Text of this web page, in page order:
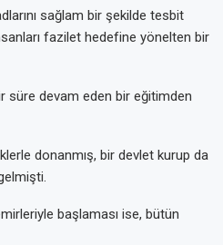
sağlam bir şekilde tesbit
fazilet hedefine yönelten bir
devam eden bir eğitimden
donanmış, bir devlet kurup da
başlaması ise, bütün